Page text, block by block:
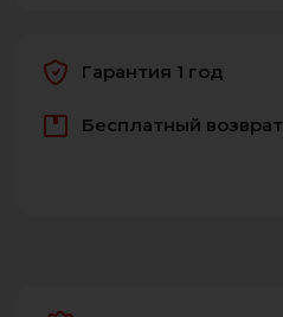
Гарантия 1 год
Бесплатный возврат